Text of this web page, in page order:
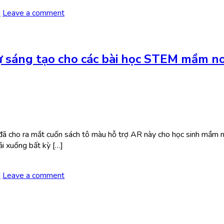
Leave a comment
tạo cho các bài học STEM mầm
cho ra mắt cuốn sách tô màu hỗ trợ AR này cho học sinh
xuống bất kỳ […]
Leave a comment